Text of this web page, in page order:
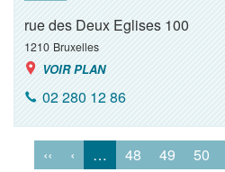
rue des Deux Eglises 100
1210 Bruxelles
VOIR PLAN
02 280 12 86
‹‹ ‹ … 48 49 50